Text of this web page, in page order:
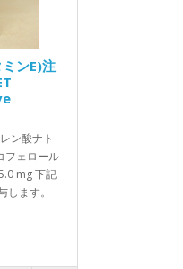
ンE)注
ン酸ナト
フェロール
mg 下記
ます。